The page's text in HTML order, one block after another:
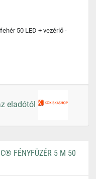
50 LED + vezérlő -
eladótól
FÉNYFÜZÉR 5 M 50